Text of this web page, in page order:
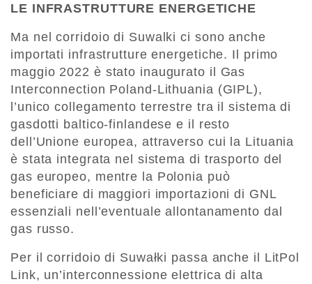
LE INFRASTRUTTURE ENERGETICHE
Ma nel corridoio di Suwalki ci sono anche
importati infrastrutture energetiche. Il primo
maggio 2022 è stato inaugurato il Gas
Interconnection Poland-Lithuania (GIPL),
l’unico collegamento terrestre tra il sistema di
gasdotti baltico-finlandese e il resto
dell’Unione europea, attraverso cui la Lituania
è stata integrata nel sistema di trasporto del
gas europeo, mentre la Polonia può
beneficiare di maggiori importazioni di GNL
essenziali nell’eventuale allontanamento dal
gas russo.
Per il corridoio di Suwałki passa anche il LitPol
Link, un’interconnessione elettrica di alta